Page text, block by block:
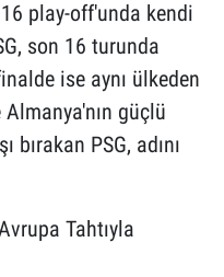
play-off'unda kendi
son 16 turunda
ise aynı ülkeden
güçlü
bırakan PSG, adını
Tahtıyla